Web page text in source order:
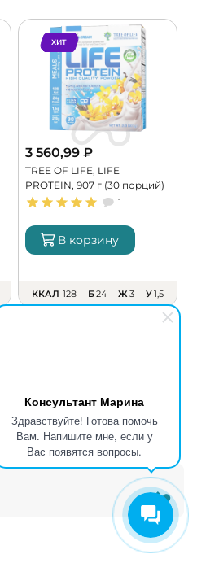
Консультант Марина
Здравствуйте! Готова помочь
Вам. Напишите мне, если у
Вас появятся вопросы.
ХИТ
3 560,99 ₽
TREE OF LIFE, LIFE
PROTEIN, 907 г (30 порций)
1
В корзину
ККАЛ 128 Б24 Ж3 У1,5